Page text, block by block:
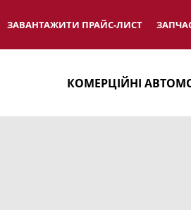
ЗАВАНТАЖИТИ ПРАЙС-ЛИСТ
КОМЕРЦІЙНІ